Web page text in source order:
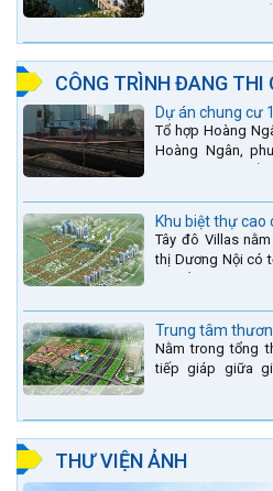
CÔNG TRÌNH ĐANG THI
Dự án chung cư
Tổ hợp Hoàng
Hoàng Ngân,
Khu biệt thự cao
Tây đô Villas
thị Dương Nội có
Trung tâm
Nằm trong tổng
tiếp giáp giữa
THƯ VIỆN ẢNH